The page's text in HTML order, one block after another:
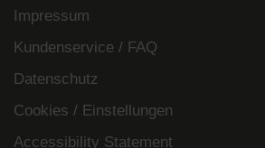
Impressum
Kundenservice / FAQ
Datenschutz
Cookies / Einstellungen
Accessibility Statement